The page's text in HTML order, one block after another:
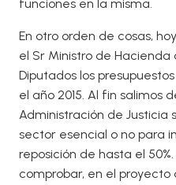
funciones en la misma.
En otro orden de cosas,
el Sr Ministro de
Diputados los
el año 2015. Al fin salimos
Administración de Justicia
sector esencial o no para
reposición de hasta el
comprobar, en el proyecto